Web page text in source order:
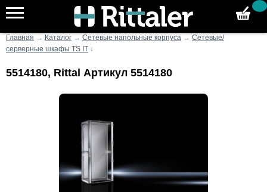
Главная → Каталог → Сетевые напольные корпуса → Сетевые/
серверные шкафы TS IT
↓
5514180, Rittal Артикул 5514180